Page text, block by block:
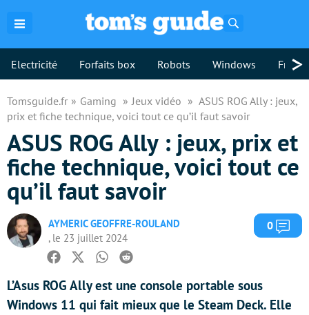
Electricité Forfaits box Robots Windows >
Tomsguide.fr Gaming Jeux vidéo
ASUS ROG Ally : jeux,
prix et fiche technique, voici tout ce qu’il faut savoir
ASUS ROG Ally : jeux, prix et
fiche technique, voici tout ce
qu’il faut savoir
AYMERIC GEOFFRE-ROULAND
, le 23 juillet 2024
0
Facebook
TwitterWhatsapp
Reddit
L’Asus ROG Ally est une console portable sous
Windows 11 qui fait mieux que le Steam Deck. Elle